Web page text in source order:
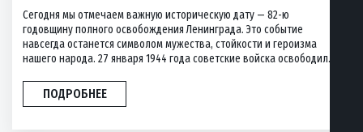
Сегодня мы отмечаем важную историческую дату — 82-ю
годовщину полного освобождения Ленинграда. Это событие
навсегда останется символом мужества, стойкости и героизма
нашего народа. 27 января 1944 года советские войска освободил...
ПОДРОБНЕЕ